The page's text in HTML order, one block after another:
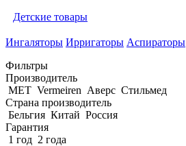
Детские товары
Ингаляторы Ирригаторы Аспираторы
Фильтры
Производитель
MET Vermeiren Аверс Стильмед
Страна производитель
Бельгия Китай Россия
Гарантия
1 год 2 года